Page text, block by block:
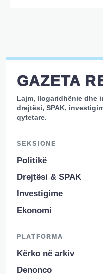
GAZETA
Lajm, llogaridhënie dhe
drejtësi, SPAK,
qytetare.
SEKSIONE
Politikë
Drejtësi & SPAK
Investigime
Ekonomi
PLATFORMA
Kërko në arkiv
Denonco